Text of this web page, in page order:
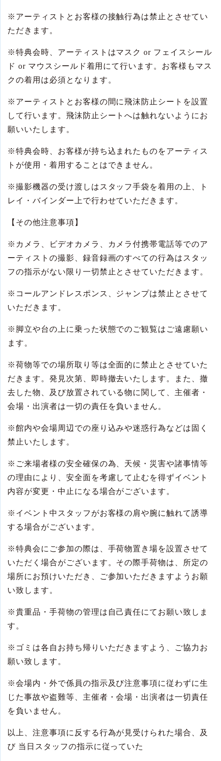
※ アーティストとお客様の接触行為は禁止とさせてい
ただきます。
※特典会時、アーティストはマスク or フェイスシール
ド or マウスシールド着用にて行います。お客様もマス
クの着用は必須となります。
※ アーティストとお客様の間に飛沫防止シートを設置
して行います。飛沫防止シートへは触れないようにお
願いいたします。
※特典会時、お客様が持ち込まれたものをアーティス
トが使用・着用することはできません。
※撮影機器の受け渡しはスタッフ手袋を着用の上、ト
レイ・バインダー上で行わせていただきます。
【その他注意事項】
※ カメラ、ビデオカメラ、カメラ付携帯電話等でのア
ーティストの撮影、録音録画のすべての行為はスタッ
フの指示がない限り一切禁止とさせていただきます。
※ コールアンドレスポンス、ジャンプは禁止とさせて
いただきます。
※ 脚立や台の上に乗った状態でのご観覧はご遠慮願い
ます。
※荷物等での場所取り等は全面的に禁止とさせていた
だきます。発見次第、即時撤去いたします。また、撤
去した物、及び放置されている物に関して、主催者・
会場・出演者は一切の責任を負いません。
※館内や会場周辺での座り込みや迷惑行為などは固く
禁止いたします。
※ ご来場者様の安全確保の為、天候・災害や諸事情等
の理由により、安全面を考慮して止むを得ずイベント
内容が変更・中止になる場合がございます。
※ イベント中スタッフがお客様の肩や腕に触れて誘導
する場合がございます。
※特典会にご参加の際は、手荷物置き場を設置させて
いただく場合がございます。その際手荷物は、所定の
場所にお預けいただき、ご参加いただきますようお願
い致します。
※貴重品・手荷物の管理は自己責任にてお願い致しま
す。
※ ゴミは各自お持ち帰りいただきますよう、ご協力お
願い致します。
※会場内・外で係員の指示及び注意事項に従わずに生
じた事故や盗難等、主催者・会場・出演者は一切責任
を負いません。
以上、注意事項に反する行為が見受けられた場合、及
び 当日スタッフの指示に従っていた